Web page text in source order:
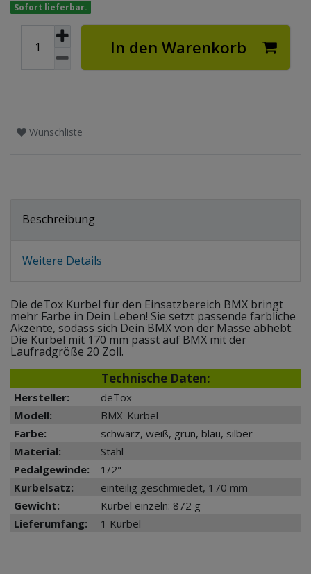
Sofort lieferbar.
In den Warenkorb
Wunschliste
Beschreibung
Weitere Details
Die deTox Kurbel für den Einsatzbereich BMX bringt
mehr Farbe in Dein Leben! Sie setzt passende farbliche
Akzente, sodass sich Dein BMX von der Masse abhebt.
Die Kurbel mit 170 mm passt auf BMX mit der
Laufradgröße 20 Zoll.
Technische Daten:
Hersteller:
deTox
Modell:
BMX-Kurbel
Farbe:
schwarz, weiß, grün, blau, silber
Material:
Stahl
Pedalgewinde:
1/2"
Kurbelsatz:
einteilig geschmiedet, 170 mm
Gewicht:
Kurbel einzeln: 872 g
Lieferumfang:
1 Kurbel